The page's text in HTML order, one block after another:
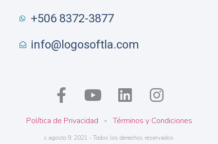
+506 8372-3877
info@logosoftla.com
Política de Privacidad - Términos y Condiciones
c agosto 9, 2021 - Todos los derechos reservados